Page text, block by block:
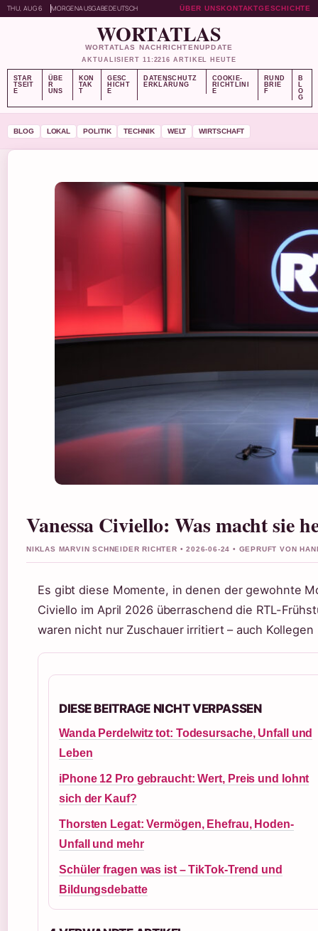
THU, AUG 6 MORGENAUSGABEDEUTSCH ÜBER UNSKONTAKTGESCHICHTE
WORTATLAS
WORTATLAS NACHRICHTENUPDATE
AKTUALISIERT 11:2216 ARTIKEL HEUTE
STAR
TSEIT
E
ÜBE
R
UNS
KON
TAK
T
GESC
HICHT
E
DATENSCHUTZ
ERKLÄRUNG
COOKIE-
RICHTLINI
E
RUND
BRIE
F
B
L
O
G
BLOG LOKAL POLITIK TECHNIK WELT WIRTSCHAFT
Vanessa Civiello: Was macht sie
NIKLAS MARVIN SCHNEIDER RICHTER • 2026-06-24 • GEPRUFT VON
Es gibt diese Momente, in denen der gewohnte
Civiello im April 2026 überraschend die RTL-
waren nicht nur Zuschauer irritiert – auch
DIESE BEITRAGE NICHT VERPASSEN
Wanda Perdelwitz tot: Todesursache, Unfall und
Leben
iPhone 12 Pro gebraucht: Wert, Preis und lohnt
sich der Kauf?
Thorsten Legat: Vermögen, Ehefrau, Hoden-
Unfall und mehr
Schüler fragen was ist – TikTok-Trend und
Bildungsdebatte